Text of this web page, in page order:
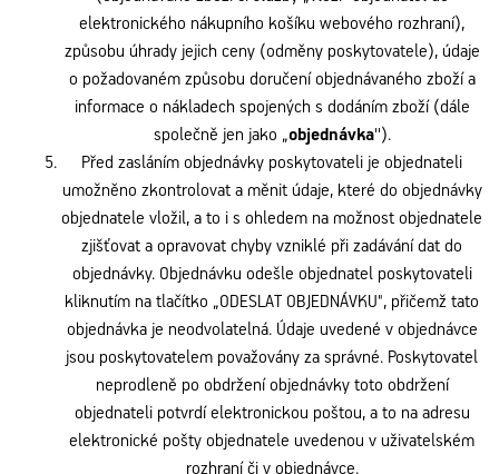
elektronického nákupního košíku webového rozhraní),
způsobu úhrady jejich ceny (odměny poskytovatele), údaje
o požadovaném způsobu doručení objednávaného zboží a
informace o nákladech spojených s dodáním zboží (dále
společně jen jako „objednávka'').
Před zasláním objednávky poskytovateli je objednateli
umožněno zkontrolovat a měnit údaje, které do objednávky
objednatele vložil, a to i s ohledem na možnost objednatele
zjišťovat a opravovat chyby vzniklé při zadávání dat do
objednávky. Objednávku odešle objednatel poskytovateli
kliknutím na tlačítko „ODESLAT OBJEDNÁVKU", přičemž tato
objednávka je neodvolatelná. Údaje uvedené v objednávce
jsou poskytovatelem považovány za správné. Poskytovatel
neprodleně po obdržení objednávky toto obdržení
objednateli potvrdí elektronickou poštou, a to na adresu
elektronické pošty objednatele uvedenou v uživatelském
rozhraní či v objednávce.